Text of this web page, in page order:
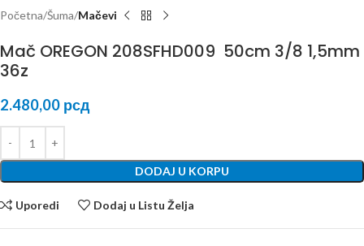
Početna Šuma Mačevi
Mač OREGON 208SFHD009 50cm 3/8 1,5mm
36z
2.480,00 рсд
DODAJ U KORPU
Uporedi Dodaj u Listu Želja